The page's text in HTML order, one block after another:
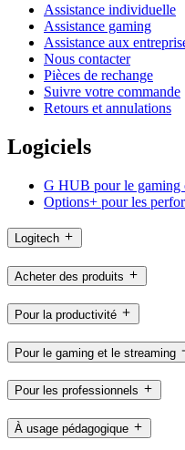
Assistance individuelle
Assistance gaming
Assistance aux
Nous contacter
Pièces de rechange
Suivre votre commande
Retours et annulations
Logiciels
G HUB pour le gaming
Options+ pour les
Logitech
Acheter des produits
Pour la productivité
Pour le gaming et le streaming
Pour les professionnels
À usage pédagogique